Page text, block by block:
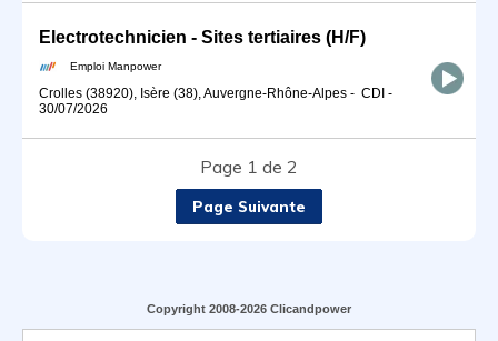
Electrotechnicien - Sites tertiaires (H/F)
Emploi Manpower
Crolles (38920), Isère (38), Auvergne-Rhône-Alpes - CDI -
30/07/2026
Page 1 de 2
Page Suivante
Copyright 2008-2026 Clicandpower